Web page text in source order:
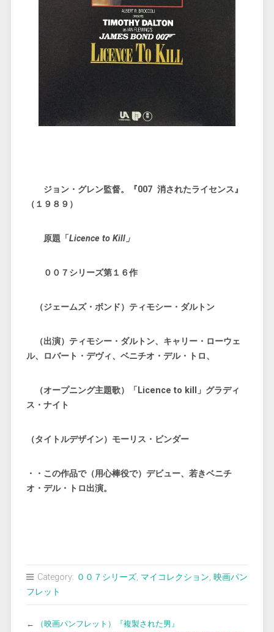
ジョン・グレン監督。『007 消されたライセンス』
（１９８９）
原題「 Licence to Kill」
００７シリーズ第１６作
（ジェームズ・ボンド）ティモシー・ダルトン
（出演）ティモシー・ダルトン、キャリー・ローウェ
ル、ロバート・デヴィ、ベニチオ・デル・トロ、
（オープニング主題歌）「Licence to kill」グラディ
ス・ナイト
（タイトルデザイン）モーリス・ビンダー
・・この作品で（用心棒役で）デビュー、若きベニチ
オ・デル・トロ出演。
Category: ００７シリーズ, マイコレクション, 映画パン
フレット
←
（映画パンフレット）『複製された男』